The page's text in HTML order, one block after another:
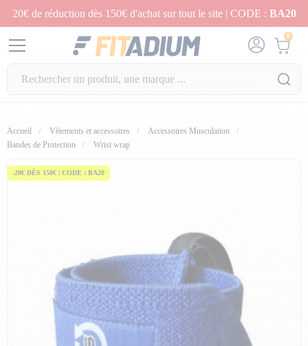
20€ de réduction dès 150€ d'achat sur tout le site | CODE : BA20
0
Accueil Vêtements et accessoires
Accessoires Musculation
Bandes de Protection
Wrist wrap
-20€ DÈS 150€ | CODE : BA20